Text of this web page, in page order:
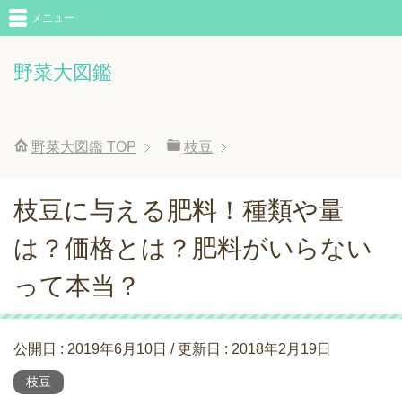
野菜大図鑑
メニュー
野菜大図鑑 TOP 枝豆
枝豆に与える肥料！種類や量
は？価格とは？肥料がいらない
って本当？
公開日 : 2019年6月10日 / 更新日 : 2018年2月19日
枝豆